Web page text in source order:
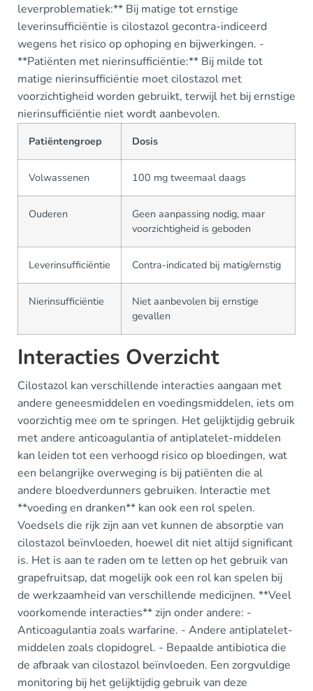
leverproblematiek:** Bij matige tot ernstige
leverinsufficiëntie is cilostazol gecontra-indiceerd
wegens het risico op ophoping en bijwerkingen. -
**Patiënten met nierinsufficiëntie:** Bij milde tot
matige nierinsufficiëntie moet cilostazol met
voorzichtigheid worden gebruikt, terwijl het bij ernstige
nierinsufficiëntie niet wordt aanbevolen.
Patiëntengroep Dosis
Volwassenen 100 mg tweemaal daags
Ouderen
Geen aanpassing nodig, maar
voorzichtigheid is geboden
Leverinsufficiëntie Contra-indicated bij matig/ernstig
Nierinsufficiëntie
Niet aanbevolen bij ernstige
gevallen
Interacties Overzicht
Cilostazol kan verschillende interacties aangaan met
andere geneesmiddelen en voedingsmiddelen, iets om
voorzichtig mee om te springen. Het gelijktijdig gebruik
met andere anticoagulantia of antiplatelet-middelen
kan leiden tot een verhoogd risico op bloedingen, wat
een belangrijke overweging is bij patiënten die al
andere bloedverdunners gebruiken. Interactie met
**voeding en dranken** kan ook een rol spelen.
Voedsels die rijk zijn aan vet kunnen de absorptie van
cilostazol beïnvloeden, hoewel dit niet altijd significant
is. Het is aan te raden om te letten op het gebruik van
grapefruitsap, dat mogelijk ook een rol kan spelen bij
de werkzaamheid van verschillende medicijnen. **Veel
voorkomende interacties** zijn onder andere: -
Anticoagulantia zoals warfarine. - Andere antiplatelet-
middelen zoals clopidogrel. - Bepaalde antibiotica die
de afbraak van cilostazol beïnvloeden. Een zorgvuldige
monitoring bij het gelijktijdig gebruik van deze